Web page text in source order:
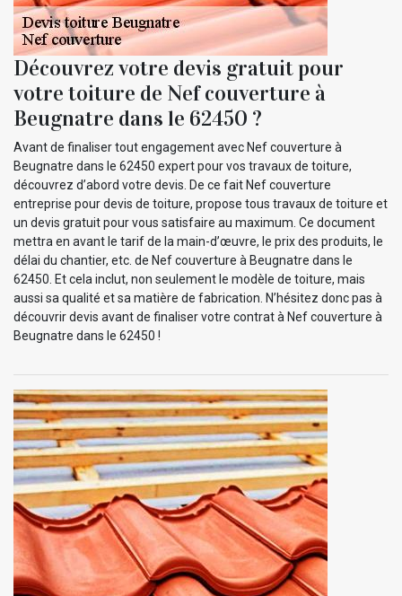
Découvrez votre devis gratuit pour
votre toiture de Nef couverture à
Beugnatre dans le 62450 ?
Avant de finaliser tout engagement avec Nef couverture à
Beugnatre dans le 62450 expert pour vos travaux de toiture,
découvrez d’abord votre devis. De ce fait Nef couverture
entreprise pour devis de toiture, propose tous travaux de toiture et
un devis gratuit pour vous satisfaire au maximum. Ce document
mettra en avant le tarif de la main-d’œuvre, le prix des produits, le
délai du chantier, etc. de Nef couverture à Beugnatre dans le
62450. Et cela inclut, non seulement le modèle de toiture, mais
aussi sa qualité et sa matière de fabrication. N’hésitez donc pas à
découvrir devis avant de finaliser votre contrat à Nef couverture à
Beugnatre dans le 62450 !